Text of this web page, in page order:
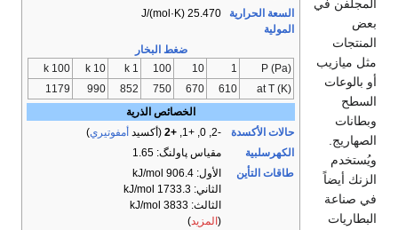
السعة الحرارية
المولية
25.470 J/(mol·K)
ضغط البخار
P (Pa)
1
10
100
1 k
10 k
100 k
at T (K)
610
670
750
852
990
1179
الخصائص الذرية
حالات الأكسدة
-2, 0, +1,
+2 ​(أكسيد أمفوتيري)
الكهرسلبية
مقياس پاولنگ: 1.65
طاقات التأين
الأول: 906.4 kJ/mol
الثاني: 1733.3 kJ/mol
الثالث: 3833 kJ/mol
( المزيد)
المجلفن في
بعض
المنتجات
مثل ميازيب
أو بالوعات
السطح
وبطانات
الصهاريج.
ويُستخدم
الزنك أيضاً
في صناعة
البطاريات